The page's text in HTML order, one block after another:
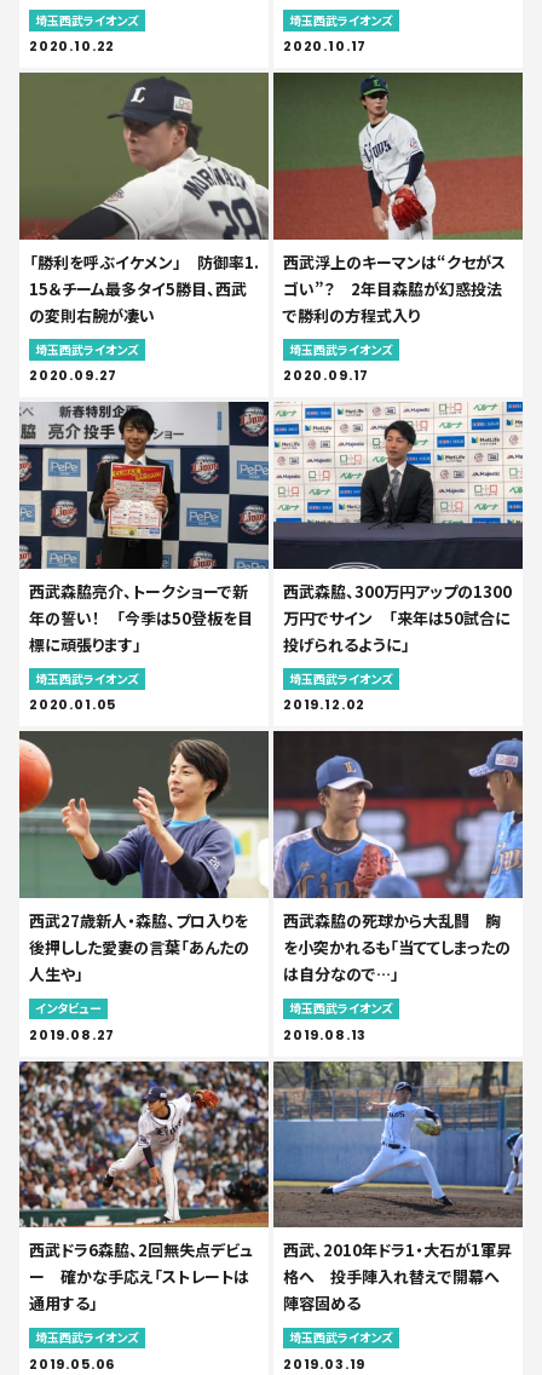
埼玉西武ライオンズ
2020.10.22
埼玉西武ライオンズ
2020.10.17
「勝利を呼ぶイケメン」 防御率1.
15＆チーム最多タイ5勝目、西武
の変則右腕が凄い
埼玉西武ライオンズ
2020.09.27
西武浮上のキーマンは“クセがス
ゴい”？ 2年目森脇が幻惑投法
で勝利の方程式入り
埼玉西武ライオンズ
2020.09.17
西武森脇亮介、トークショーで新
年の誓い！ 「今季は50登板を目
標に頑張ります」
埼玉西武ライオンズ
2020.01.05
西武森脇、300万円アップの1300
万円でサイン 「来年は50試合に
投げられるように」
埼玉西武ライオンズ
2019.12.02
西武27歳新人・森脇、プロ入りを
後押しした愛妻の言葉「あんたの
人生や」
インタビュー
2019.08.27
西武森脇の死球から大乱闘 胸
を小突かれるも「当ててしまったの
は自分なので…」
埼玉西武ライオンズ
2019.08.13
西武ドラ6森脇、2回無失点デビュ
ー 確かな手応え「ストレートは
通用する」
埼玉西武ライオンズ
2019.05.06
西武、2010年ドラ1・大石が1軍昇
格へ 投手陣入れ替えで開幕へ
陣容固める
埼玉西武ライオンズ
2019.03.19